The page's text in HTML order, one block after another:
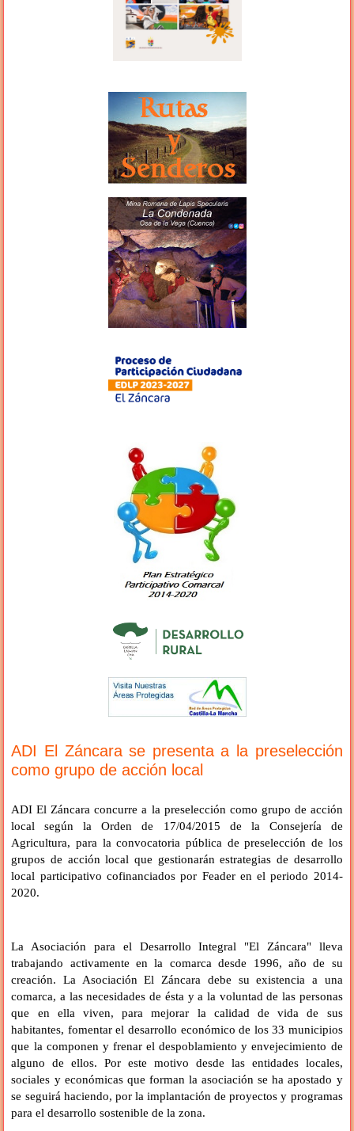
ADI El Záncara se presenta a la preselección
como grupo de acción local
ADI El Záncara concurre a la preselección como grupo de acción
local según la Orden de 17/04/2015 de la Consejería de
Agricultura, para la convocatoria pública de preselección de los
grupos de acción local que gestionarán estrategias de desarrollo
local participativo cofinanciados por Feader en el periodo 2014-
2020.
La Asociación para el Desarrollo Integral "El Záncara" lleva
trabajando activamente en la comarca desde 1996, año de su
creación. La Asociación El Záncara debe su existencia a una
comarca, a las necesidades de ésta y a la voluntad de las personas
que en ella viven, para mejorar la calidad de vida de sus
habitantes, fomentar el desarrollo económico de los 33 municipios
que la componen y frenar el despoblamiento y envejecimiento de
alguno de ellos. Por este motivo desde las entidades locales,
sociales y económicas que forman la asociación se ha apostado y
se seguirá haciendo, por la implantación de proyectos y programas
para el desarrollo sostenible de la zona.